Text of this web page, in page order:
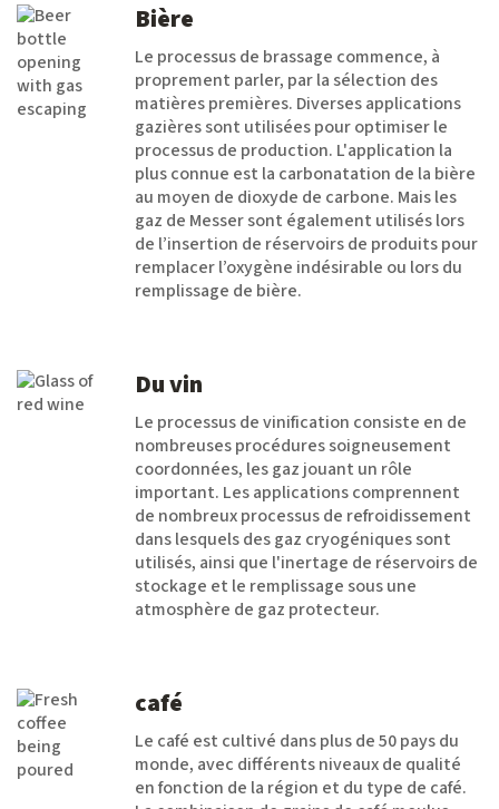
Bière
Le processus de brassage commence, à
proprement parler, par la sélection des
matières premières. Diverses applications
gazières sont utilisées pour optimiser le
processus de production. L'application la
plus connue est la carbonatation de la bière
au moyen de dioxyde de carbone. Mais les
gaz de Messer sont également utilisés lors
de l’insertion de réservoirs de produits pour
remplacer l’oxygène indésirable ou lors du
remplissage de bière.
Du vin
Le processus de vinification consiste en de
nombreuses procédures soigneusement
coordonnées, les gaz jouant un rôle
important. Les applications comprennent
de nombreux processus de refroidissement
dans lesquels des gaz cryogéniques sont
utilisés, ainsi que l'inertage de réservoirs de
stockage et le remplissage sous une
atmosphère de gaz protecteur.
café
Le café est cultivé dans plus de 50 pays du
monde, avec différents niveaux de qualité
en fonction de la région et du type de café.